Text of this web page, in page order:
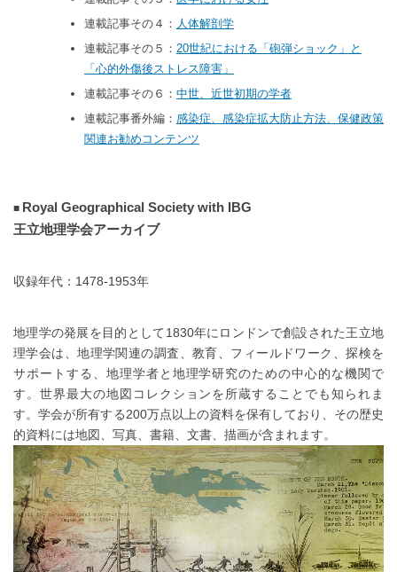
連載記事その４： 人体解剖学
連載記事その５： 20世紀における「砲弾ショック」と
「心的外傷後ストレス障害」
連載記事その６： 中世、近世初期の学者
連載記事番外編： 感染症、感染症拡大防止方法、保健政策
関連お勧めコンテンツ
Royal Geographical Society with IBG
王立地理学会アーカイブ
収録年代：1478-1953年
地理学の発展を目的として1830年にロンドンで創設された王立地
理学会は、地理学関連の調査、教育、フィールドワーク、探検を
サポートする、地理学者と地理学研究のための中心的な機関で
す。世界最大の地図コレクションを所蔵することでも知られま
す。学会が所有する200万点以上の資料を保有しており、その歴史
的資料には地図、写真、書籍、文書、描画が含まれます。